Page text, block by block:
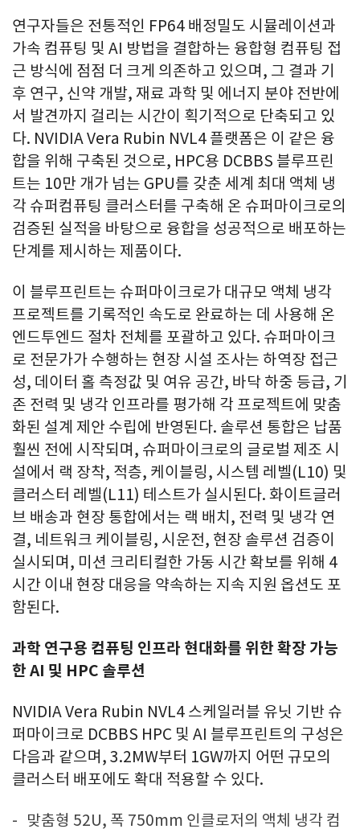
연구자들은 전통적인 FP64 배정밀도 시뮬레이션과
가속 컴퓨팅 및 AI 방법을 결합하는 융합형 컴퓨팅 접
근 방식에 점점 더 크게 의존하고 있으며, 그 결과 기
후 연구, 신약 개발, 재료 과학 및 에너지 분야 전반에
서 발견까지 걸리는 시간이 획기적으로 단축되고 있
다. NVIDIA Vera Rubin NVL4 플랫폼은 이 같은 융
합을 위해 구축된 것으로, HPC용 DCBBS 블루프린
트는 10만 개가 넘는 GPU를 갖춘 세계 최대 액체 냉
각 슈퍼컴퓨팅 클러스터를 구축해 온 슈퍼마이크로의
검증된 실적을 바탕으로 융합을 성공적으로 배포하는
단계를 제시하는 제품이다.
이 블루프린트는 슈퍼마이크로가 대규모 액체 냉각
프로젝트를 기록적인 속도로 완료하는 데 사용해 온
엔드투엔드 절차 전체를 포괄하고 있다. 슈퍼마이크
로 전문가가 수행하는 현장 시설 조사는 하역장 접근
성, 데이터 홀 측정값 및 여유 공간, 바닥 하중 등급, 기
존 전력 및 냉각 인프라를 평가해 각 프로젝트에 맞춤
화된 설계 제안 수립에 반영된다. 솔루션 통합은 납품
훨씬 전에 시작되며, 슈퍼마이크로의 글로벌 제조 시
설에서 랙 장착, 적층, 케이블링, 시스템 레벨(L10) 및
클러스터 레벨(L11) 테스트가 실시된다. 화이트글러
브 배송과 현장 통합에서는 랙 배치, 전력 및 냉각 연
결, 네트워크 케이블링, 시운전, 현장 솔루션 검증이
실시되며, 미션 크리티컬한 가동 시간 확보를 위해 4
시간 이내 현장 대응을 약속하는 지속 지원 옵션도 포
함된다.
과학 연구용 컴퓨팅 인프라 현대화를 위한 확장 가능
한 AI 및 HPC 솔루션
NVIDIA Vera Rubin NVL4 스케일러블 유닛 기반 슈
퍼마이크로 DCBBS HPC 및 AI 블루프린트의 구성은
다음과 같으며, 3.2MW부터 1GW까지 어떤 규모의
클러스터 배포에도 확대 적용할 수 있다.
맞춤형 52U, 폭 750mm 인클로저의 액체 냉각 컴